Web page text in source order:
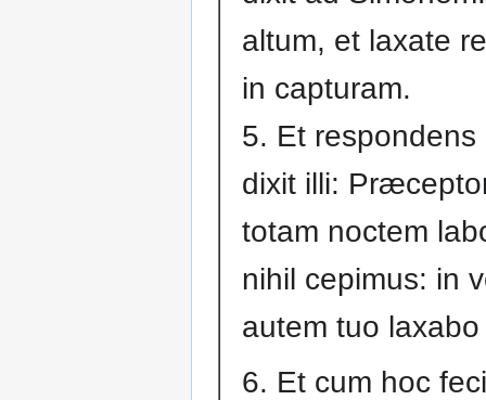
altum, et laxate
in capturam.
5. Et respondens
dixit illi:
totam noctem
nihil cepimus: in
autem tuo
6. Et cum hoc